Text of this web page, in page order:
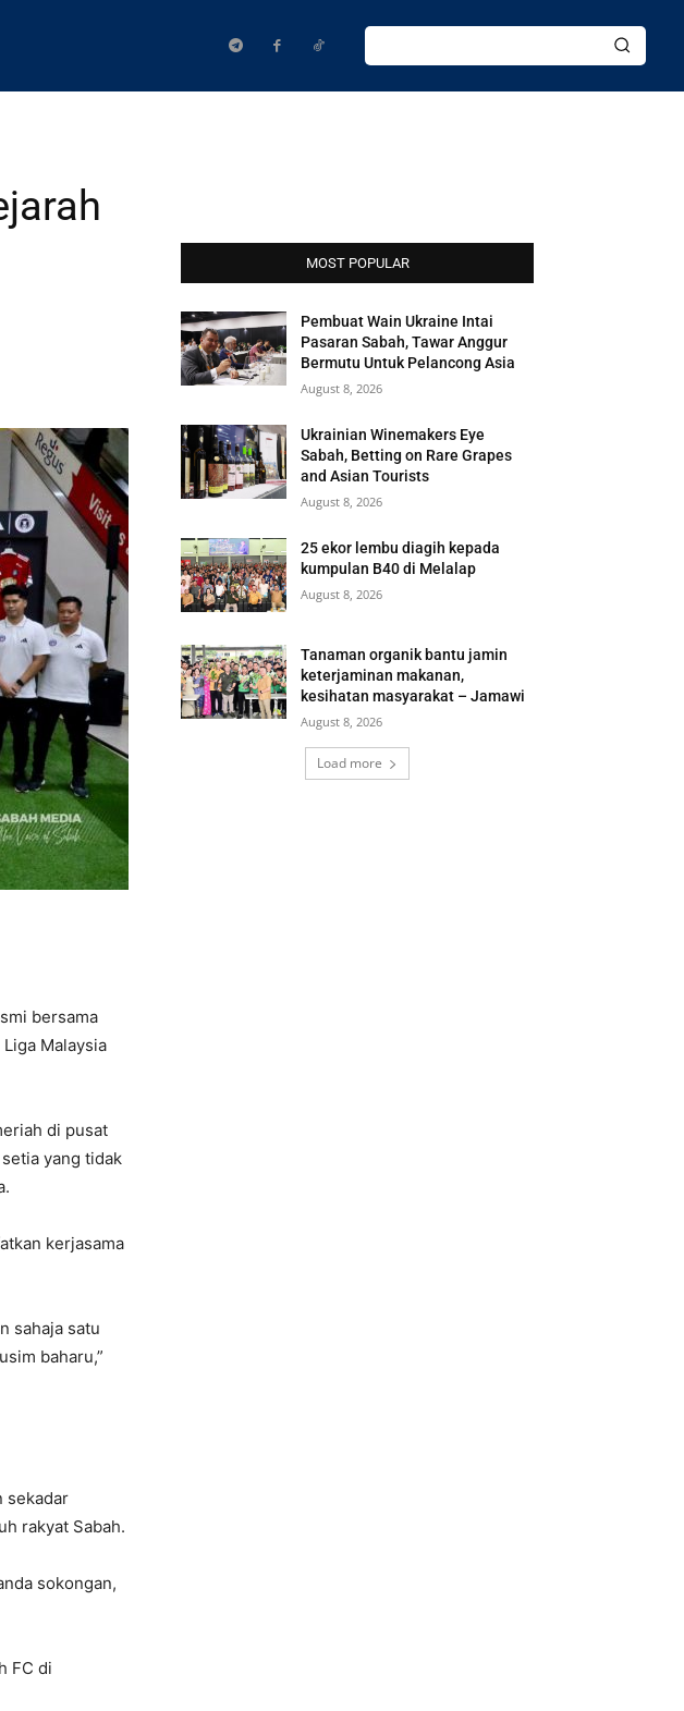
bersama
Malaysia
di pusat
yang tidak
kerjasama
sahaja satu
baharu,”
sekadar
rakyat Sabah.
sokongan,
FC di
MOST POPULAR
Pembuat Wain Ukraine Intai
Pasaran Sabah, Tawar Anggur
Bermutu Untuk Pelancong Asia
August 8, 2026
Ukrainian Winemakers Eye
Sabah, Betting on Rare Grapes
and Asian Tourists
August 8, 2026
25 ekor lembu diagih kepada
kumpulan B40 di Melalap
August 8, 2026
Tanaman organik bantu jamin
keterjaminan makanan,
kesihatan masyarakat – Jamawi
August 8, 2026
Load more